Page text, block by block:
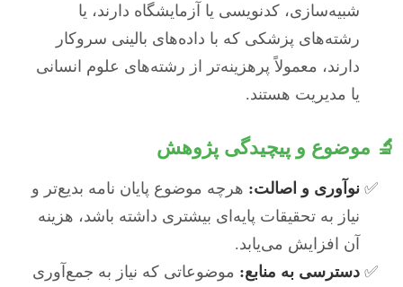
شبیه‌سازی، کدنویسی یا آزمایشگاه دارند، یا
رشته‌های پزشکی که با داده‌های بالینی سروکار
دارند، معمولاً پرهزینه‌تر از رشته‌های علوم انسانی
یا مدیریت هستند.
🔬 موضوع و پیچیدگی پژوهش
نوآوری و اصالت: هرچه موضوع پایان نامه بدیع‌تر و
نیاز به تحقیقات پایه‌ای بیشتری داشته باشد، هزینه
آن افزایش می‌یابد.
دسترسی به منابع: موضوعاتی که نیاز به جمع‌آوری